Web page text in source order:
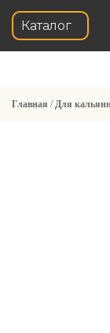
Каталог
Главная /Для